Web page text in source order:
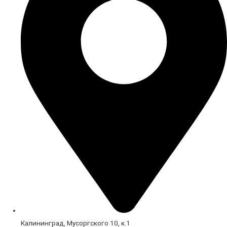
Калининград, Мусоргского 10, к.1